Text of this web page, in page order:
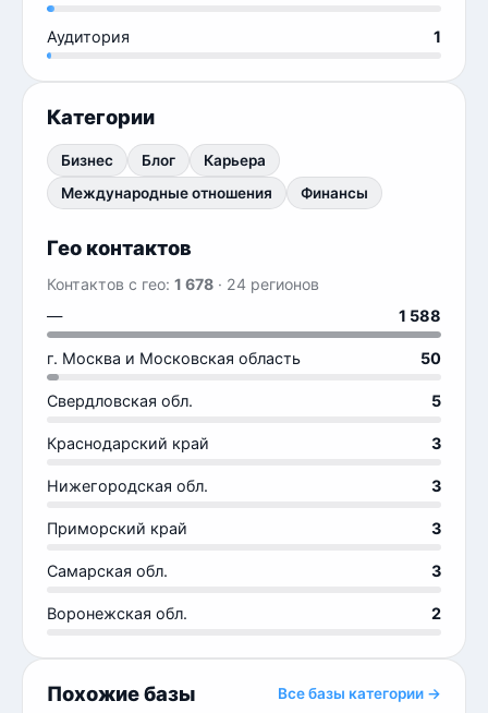
Аудитория 1
Категории
Бизнес Блог
Карьера
Международные отношения
Финансы
Гео контактов
Контактов с гео: 1 678 · 24 регионов
—
1 588
г. Москва и Московская область 50
Свердловская обл. 5
Краснодарский край 3
Нижегородская обл. 3
Приморский край 3
Самарская обл. 3
Воронежская обл. 2
Похожие базы Все базы категории →